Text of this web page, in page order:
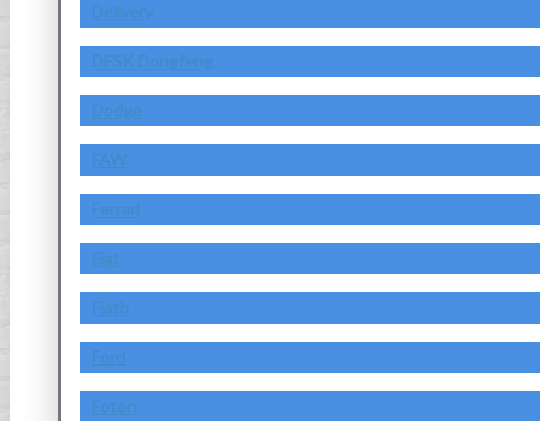
Delivery
DFSK Dongfeng
Dodge
FAW
Ferrari
Fiat
Fiath
Ford
Foton